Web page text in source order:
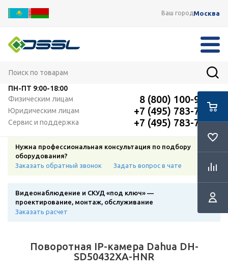
Ваш городМосква
ПН-ПТ 9:00-18:00
Физическим лицам
8 (800) 100-91-12
Юридическим лицам +7 (495) 783-72-87
Сервис и поддержка +7 (495) 783-72-87
Нужна профессиональная консультация по подбору
оборудования?
Заказать обратный звонок
Задать вопрос в чате
Видеонаблюдение и СКУД «под ключ» —
проектирование, монтаж, обслуживание
Заказать расчет
Поворотная IP-камера Dahua DH-
SD50432XA-HNR